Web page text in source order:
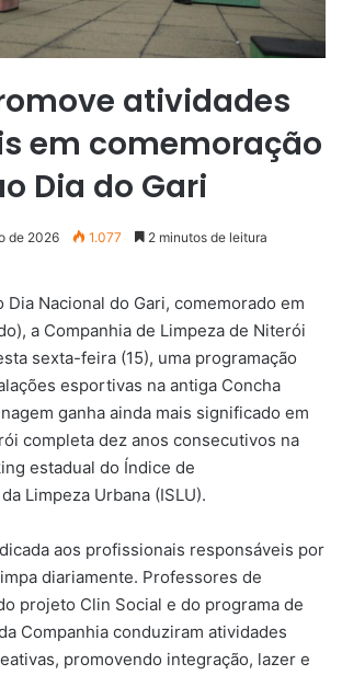
atividades
em comemoração
Dia do Gari
de 2026 1.077 2 minutos de leitura
Dia Nacional do Gari, comemorado em
a Companhia de Limpeza de Niterói
sexta-feira (15), uma programação
esportivas na antiga Concha
ganha ainda mais significado em
completa dez anos consecutivos na
estadual do Índice de
Limpeza Urbana (ISLU).
aos profissionais responsáveis por
diariamente. Professores de
projeto Clin Social e do programa de
Companhia conduziram atividades
promovendo integração, lazer e